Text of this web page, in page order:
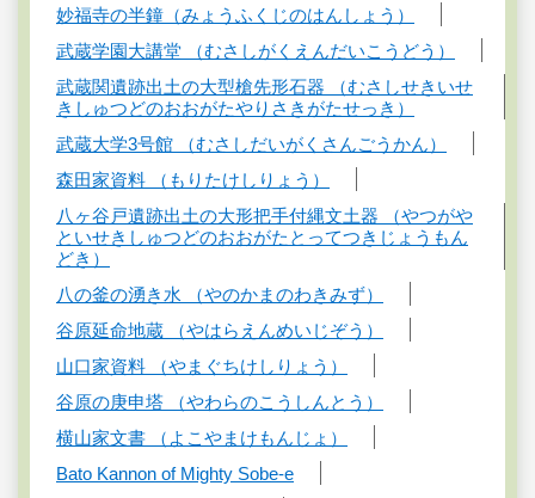
妙福寺の半鐘（みょうふくじのはんしょう）
武蔵学園大講堂 （むさしがくえんだいこうどう）
武蔵関遺跡出土の大型槍先形石器 （むさしせきいせ
きしゅつどのおおがたやりさきがたせっき）
武蔵大学3号館 （むさしだいがくさんごうかん）
森田家資料 （もりたけしりょう）
八ヶ谷戸遺跡出土の大形把手付縄文土器 （やつがや
といせきしゅつどのおおがたとってつきじょうもん
どき）
八の釜の湧き水 （やのかまのわきみず）
谷原延命地蔵 （やはらえんめいじぞう）
山口家資料 （やまぐちけしりょう）
谷原の庚申塔 （やわらのこうしんとう）
横山家文書 （よこやまけもんじょ）
Bato Kannon of Mighty Sobe-e